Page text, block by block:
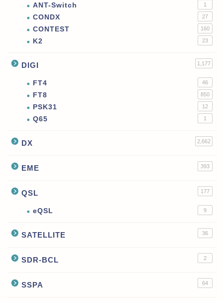
ANT-Switch 1
CONDX 27
CONTEST 160
K2 23
DIGI 1,177
FT4 46
FT8 850
PSK31 12
Q65 1
DX 2,662
EME 393
QSL 177
eQSL 9
SATELLITE 36
SDR-BCL 2
SSPA 64